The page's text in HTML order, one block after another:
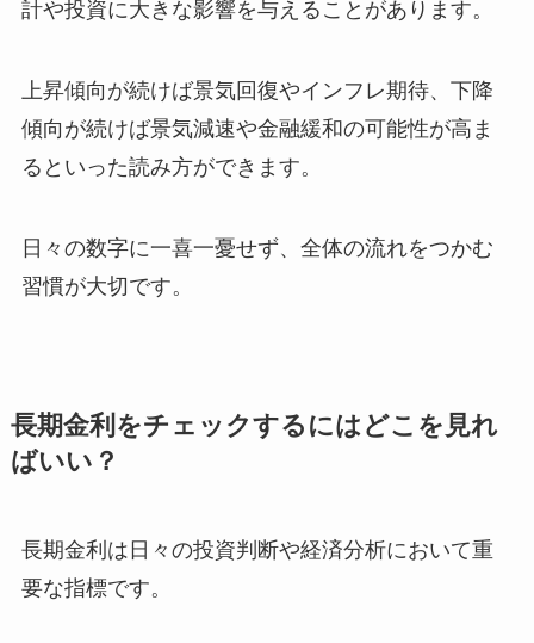
計や投資に大きな影響を与えることがあります。
上昇傾向が続けば景気回復やインフレ期待、下降
傾向が続けば景気減速や金融緩和の可能性が高ま
るといった読み方ができます。
日々の数字に一喜一憂せず、全体の流れをつかむ
習慣が大切です。
長期金利をチェックするにはどこを見れ
ばいい？
長期金利は日々の投資判断や経済分析において重
要な指標です。